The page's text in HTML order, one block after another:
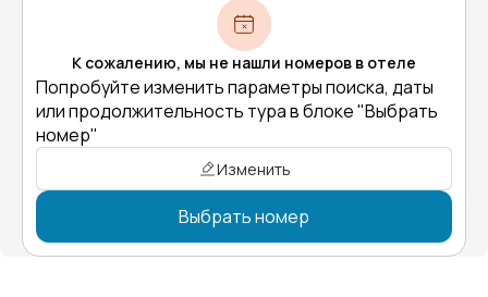
К сожалению, мы не нашли номеров в отеле
Попробуйте изменить параметры поиска, даты
или продолжительность тура в блоке "Выбрать
номер"
Изменить
Выбрать номер